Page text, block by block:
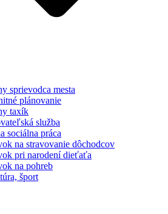
sprievodca mesta
plánovanie
taxík
služba
sociálna práca
na stravovanie dôchodcov
pri narodení dieťaťa
na pohreb
šport